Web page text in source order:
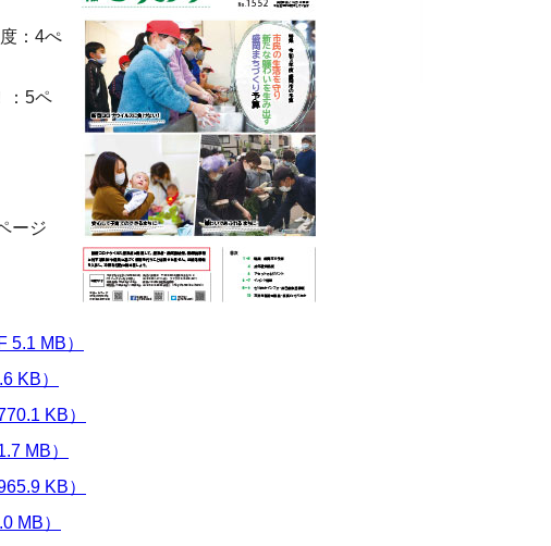
：4ぺ
：5ペ
ージ
MB）
KB）
KB）
MB）
KB）
MB）